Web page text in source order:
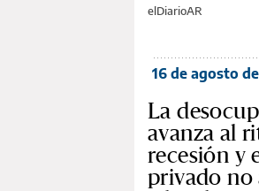
elDiarioAR
16 de agosto
La
avanza al
recesión y
privado no